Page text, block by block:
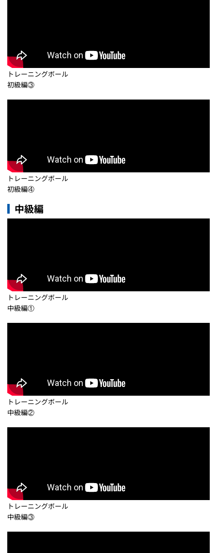
トレーニングボール
初級編③
トレーニングボール
初級編④
中級編
トレーニングボール
中級編①
トレーニングボール
中級編②
トレーニングボール
中級編③